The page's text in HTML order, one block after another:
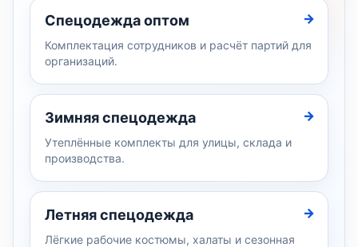
Спецодежда оптом
Комплектация сотрудников и расчёт партий для
организаций.
Зимняя спецодежда
Утеплённые комплекты для улицы, склада и
производства.
Летняя спецодежда
Лёгкие рабочие костюмы, халаты и сезонная